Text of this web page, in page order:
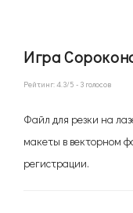
Игра
Рейтинг:4.3/5 - 3 голосов
Файл для резки на
макеты в векторном
регистрации.